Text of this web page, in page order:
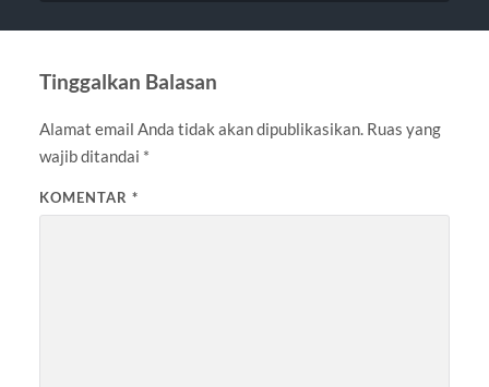
Tinggalkan Balasan
Alamat email Anda tidak akan dipublikasikan. Ruas yang
wajib ditandai *
KOMENTAR *